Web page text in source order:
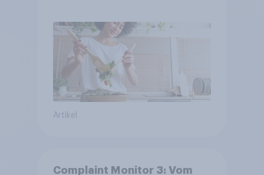
Artikel
Complaint Monitor 3: Vom